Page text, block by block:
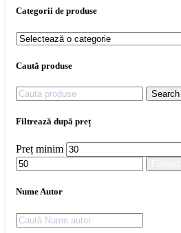
Categorii de produse
Caută produse
Search
Filtrează după preț
Preț minim
Nume Autor